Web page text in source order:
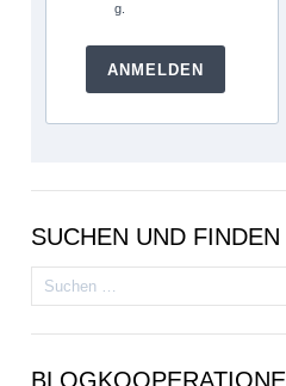
g.
ANMELDEN
SUCHEN UND FINDEN
Suchen
nach:
BLOGKOOPERATIONE